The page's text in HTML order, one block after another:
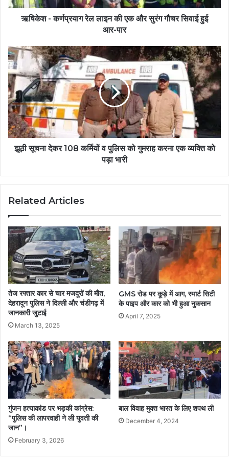
ऋषिकेश - कर्णप्रयाग रेल लाइन की एक और सुरंग गौचर सिवाई हुई
आर-पार
झूठी सूचना देकर 108 कर्मियों व पुलिस को गुमराह करना एक व्यक्ति को
पड़ा भारी
Related Articles
तेज रफ्तार कार से चार मजदूरों की मौत,
देहरादून पुलिस ने दिल्ली और चंडीगढ़ में
जानकारी जुटाई
March 13, 2025
GMS रोड पर कूड़े में आग, स्मार्ट सिटी
के पाइप और कार को भी हुआ नुकसान
April 7, 2025
गुंजन हत्याकांड पर भड़की कांग्रेस:
“पुलिस की लापरवाही ने ली युवती की
जान”।
February 3, 2026
बाल विवाह मुक्त भारत के लिए शपथ ली
December 4, 2024